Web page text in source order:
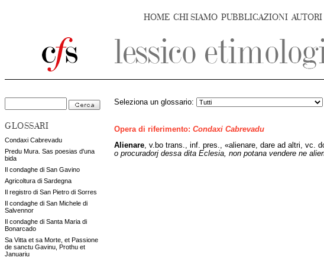
HOME CHI SIAMO PUBBLICAZIONI AUTORI
GLOSSARI
Condaxi Cabrevadu
Predu Mura. Sas poesias d'una
bida
Il condaghe di San Gavino
Agricoltura di Sardegna
Il registro di San Pietro di Sorres
Il condaghe di San Michele di
Salvennor
Il condaghe di Santa Maria di
Bonarcado
Sa Vitta et sa Morte, et Passione
de sanctu Gavinu, Prothu et
Januariu
Seleziona un glossario:
Opera di riferimento: Condaxi Cabrevadu
Alienare v.bo trans., inf. pres., «alienare, dare ad altri, vc.
o procuradorj dessa dita Eclesia, non potana vendere ne